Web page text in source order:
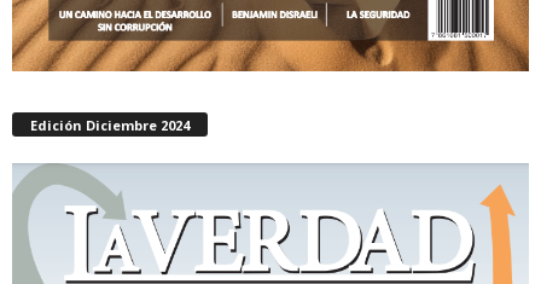
Edición Diciembre 2024